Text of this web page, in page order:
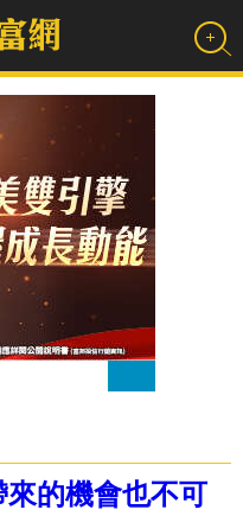
的機會也不可